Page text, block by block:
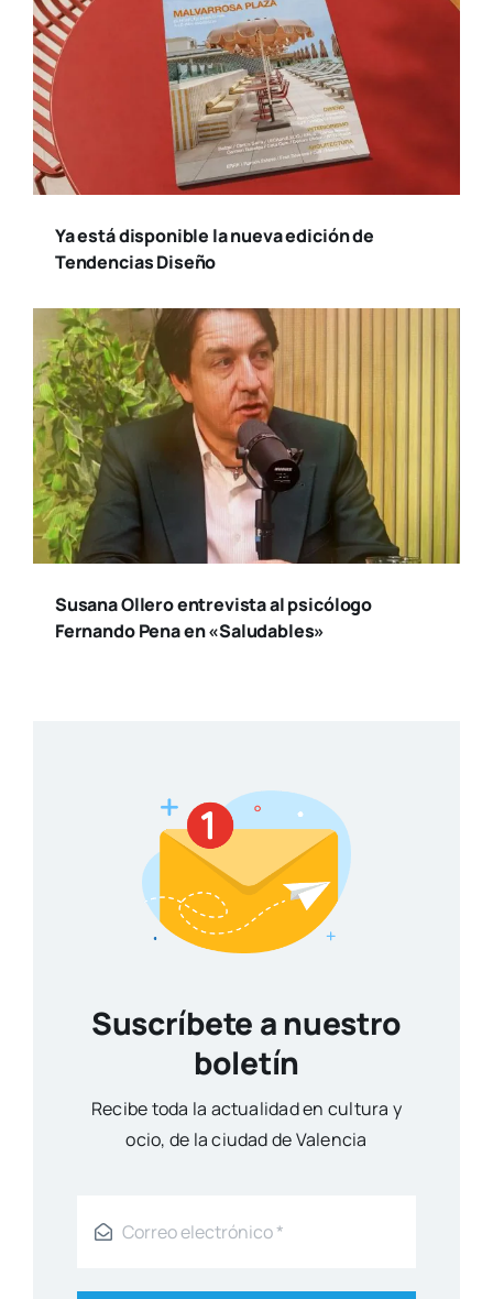
Ya está disponible la nueva edición de
Tendencias Diseño
Susana Ollero entrevista al psicólogo
Fernando Pena en «Saludables»
Suscríbete a nuestro
boletín
Reci­be toda la actua­li­dad en cul­tu­ra y
ocio, de la ciu­dad de Valen­cia